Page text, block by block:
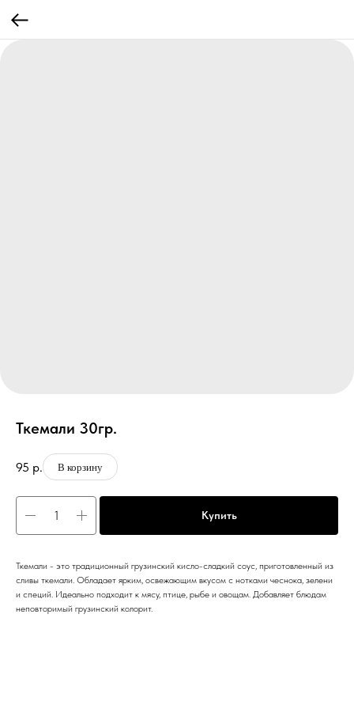
Ткемали 30гр.
95 р. В корзину
Купить
Ткемали - это традиционный грузинский кисло-сладкий соус, приготовленный из
сливы ткемали. Обладает ярким, освежающим вкусом с нотками чеснока, зелени
и специй. Идеально подходит к мясу, птице, рыбе и овощам. Добавляет блюдам
неповторимый грузинский колорит.